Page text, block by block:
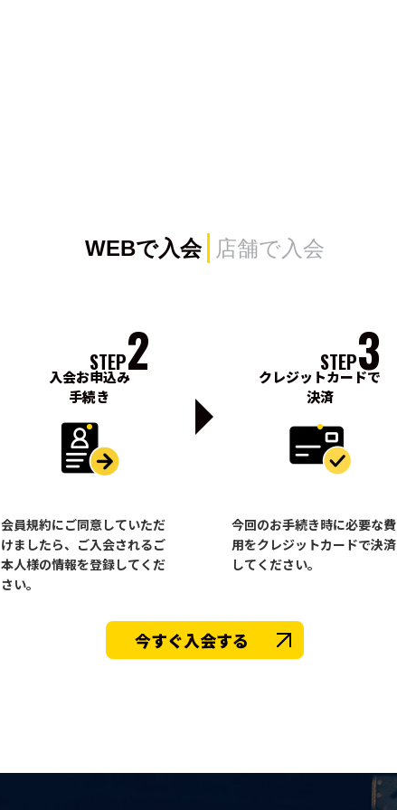
WEBで入会 店舗で入会
STEP2
入会お申込み
手続き
会員規約にご同意していただ
けましたら、ご入会されるご
本人様の情報を登録してくだ
さい。
STEP3
クレジットカードで
決済
今回のお手続き時に必要な費
用をクレジットカードで決済
してください。
今すぐ入会する